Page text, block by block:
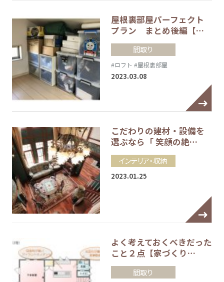
屋根裏部屋パーフェクト
プラン まとめ後編【…
間取り
#ロフト #屋根裏部屋
2023.03.08
こだわりの建材・設備を
選ぶなら「 笑顔の絶…
インテリア・収納
2023.01.25
よく考えておくべきだった
こと２点【家づくり…
間取り